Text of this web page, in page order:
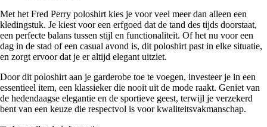
Met het Fred Perry poloshirt kies je voor veel meer dan alleen een
kledingstuk. Je kiest voor een erfgoed dat de tand des tijds doorstaat,
een perfecte balans tussen stijl en functionaliteit. Of het nu voor een
dag in de stad of een casual avond is, dit poloshirt past in elke situatie,
en zorgt ervoor dat je er altijd elegant uitziet.
Door dit poloshirt aan je garderobe toe te voegen, investeer je in een
essentieel item, een klassieker die nooit uit de mode raakt. Geniet van
de hedendaagse elegantie en de sportieve geest, terwijl je verzekerd
bent van een keuze die respectvol is voor kwaliteitsvakmanschap.